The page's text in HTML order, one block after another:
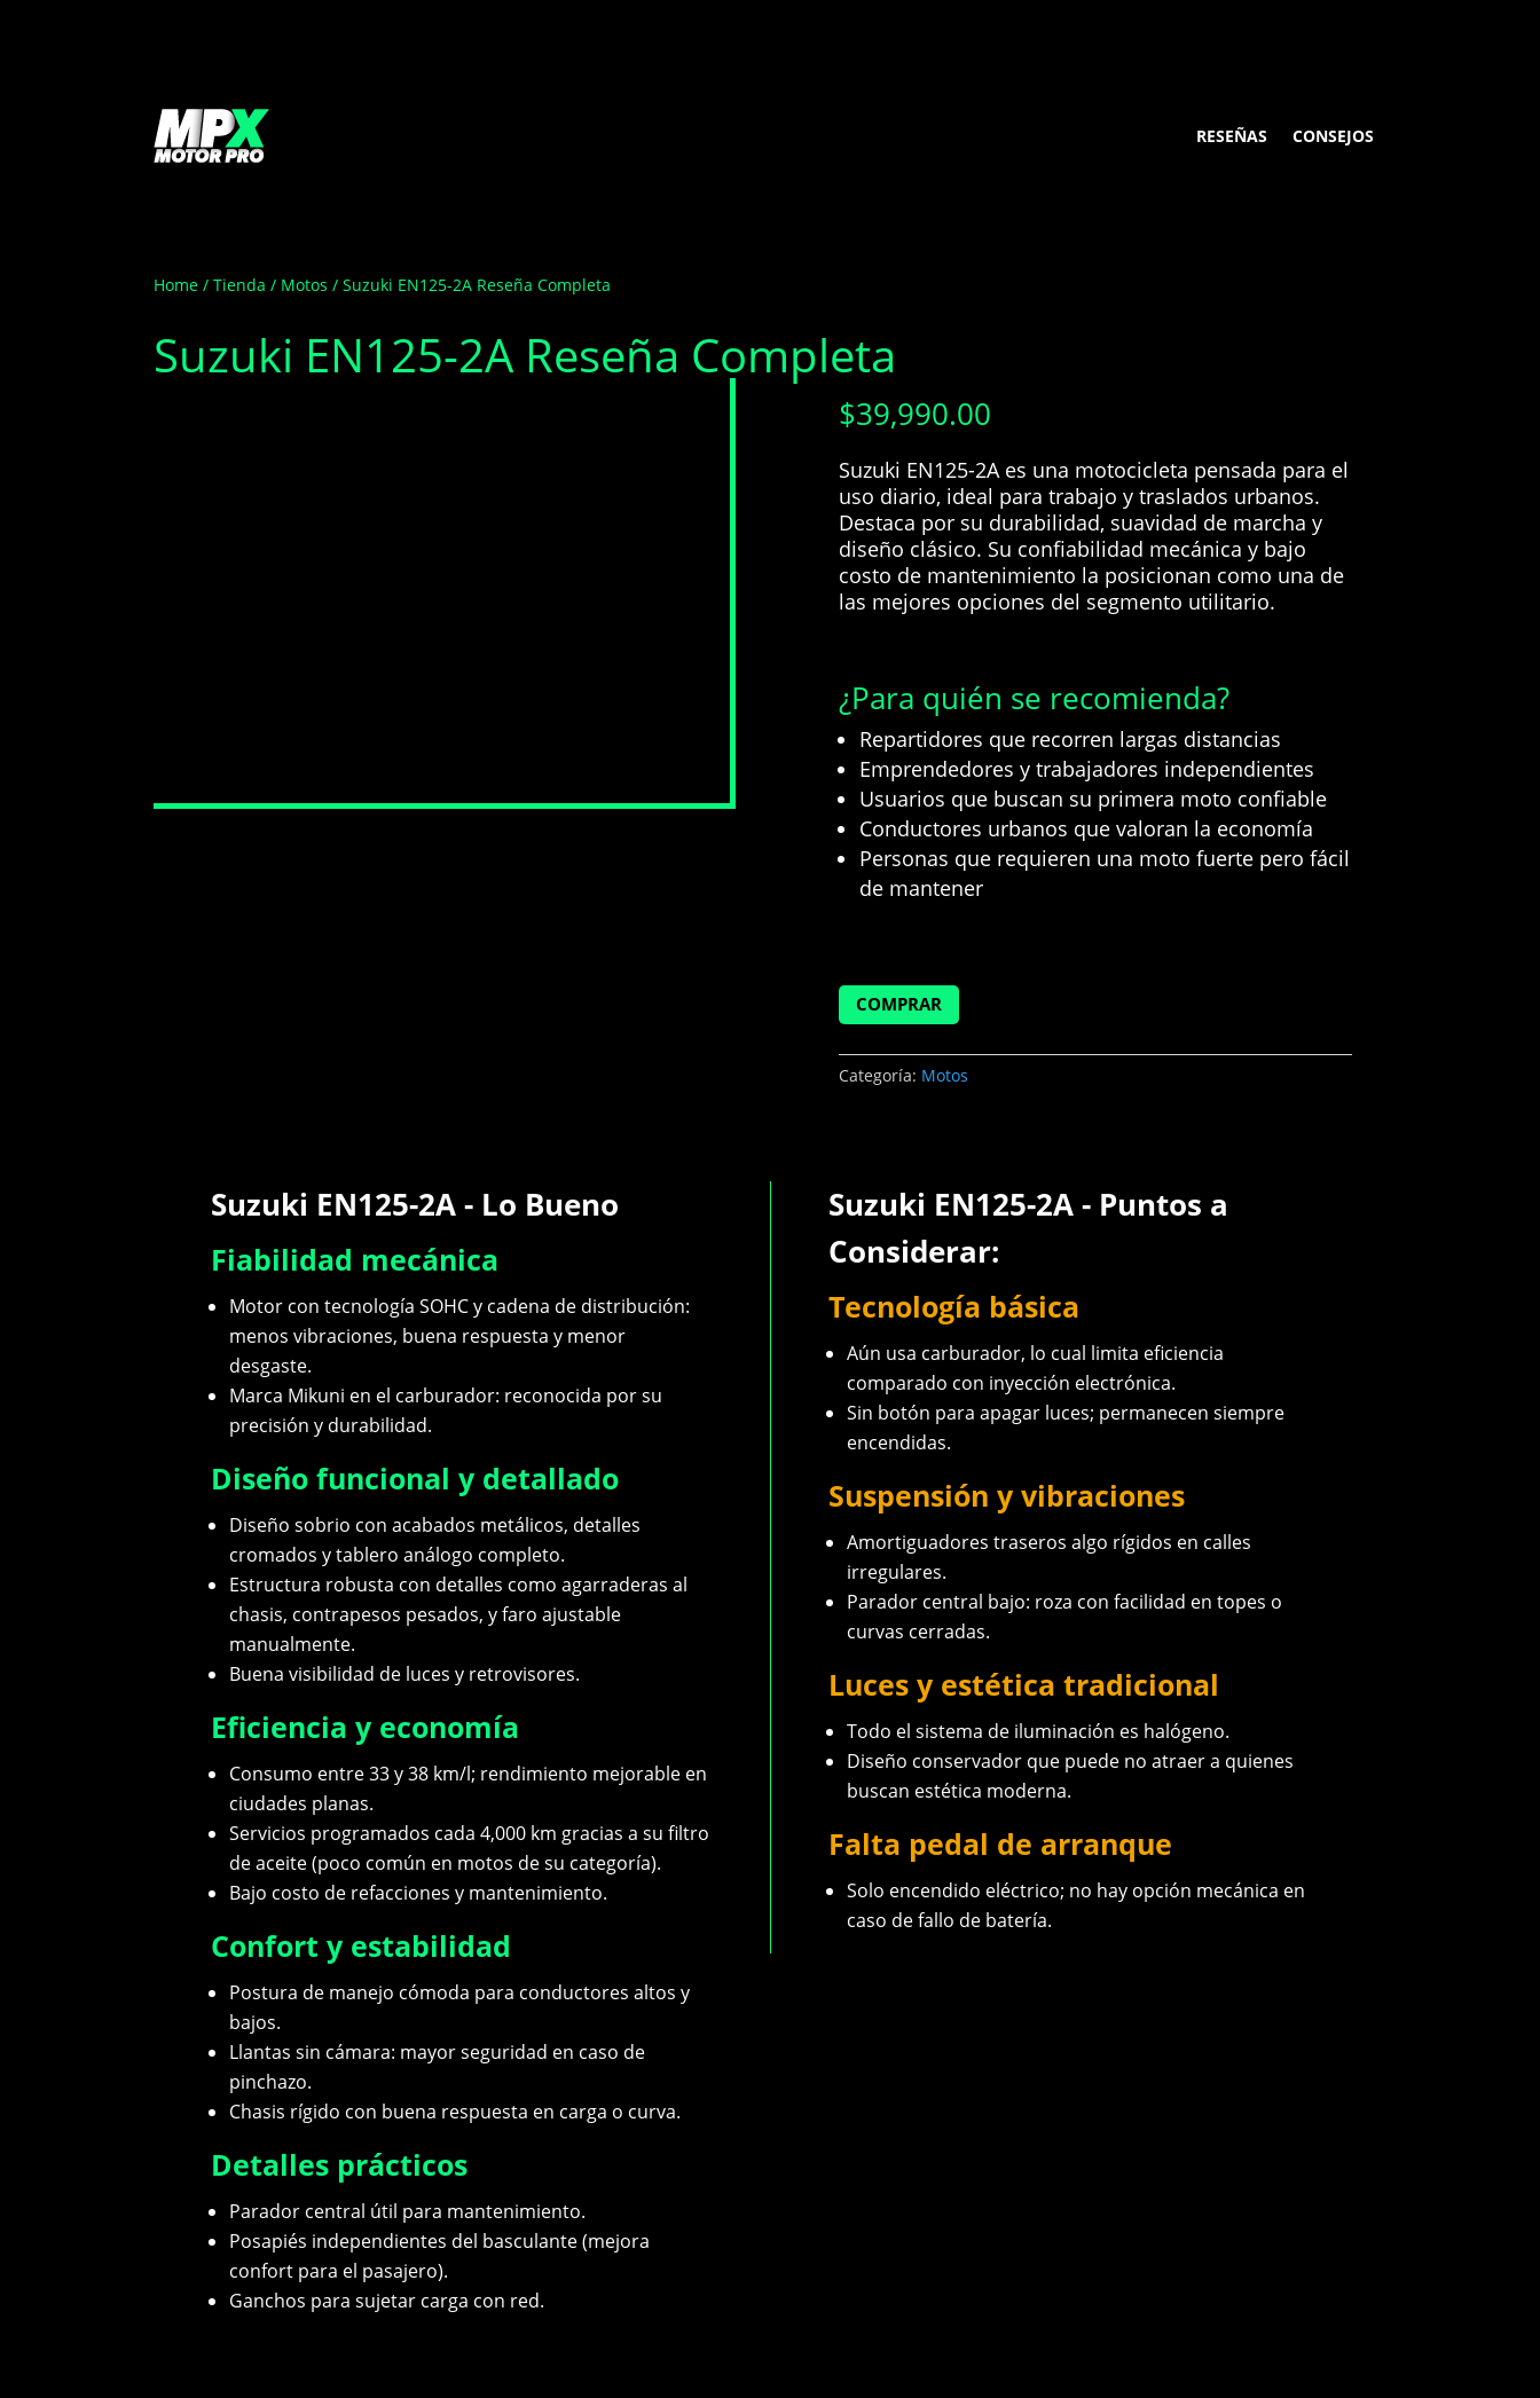
RESEÑAS CONSEJOS
Home /Tienda / Motos / Suzuki EN125-2A Reseña Completa
Suzuki EN125-2A Reseña Completa
$39,990.00
Suzuki EN125-2A es una motocicleta pensada para el
uso diario, ideal para trabajo y traslados urbanos.
Destaca por su durabilidad, suavidad de marcha y
diseño clásico. Su confiabilidad mecánica y bajo
costo de mantenimiento la posicionan como una de
las mejores opciones del segmento utilitario.
¿Para quién se recomienda?
Repartidores que recorren largas distancias
Emprendedores y trabajadores independientes
Usuarios que buscan su primera moto confiable
Conductores urbanos que valoran la economía
Personas que requieren una moto fuerte pero fácil
de mantener
COMPRAR
Categoría: Motos
Suzuki EN125-2A - Lo Bueno
Fiabilidad mecánica
Motor con tecnología SOHC y cadena de distribución:
menos vibraciones, buena respuesta y menor
desgaste.
Marca Mikuni en el carburador: reconocida por su
precisión y durabilidad.
Diseño funcional y detallado
Diseño sobrio con acabados metálicos, detalles
cromados y tablero análogo completo.
Estructura robusta con detalles como agarraderas al
chasis, contrapesos pesados, y faro ajustable
manualmente.
Buena visibilidad de luces y retrovisores.
Eficiencia y economía
Consumo entre 33 y 38 km/l; rendimiento mejorable en
ciudades planas.
Servicios programados cada 4,000 km gracias a su filtro
de aceite (poco común en motos de su categoría).
Bajo costo de refacciones y mantenimiento.
Confort y estabilidad
Postura de manejo cómoda para conductores altos y
bajos.
Llantas sin cámara: mayor seguridad en caso de
pinchazo.
Chasis rígido con buena respuesta en carga o curva.
Detalles prácticos
Parador central útil para mantenimiento.
Posapiés independientes del basculante (mejora
confort para el pasajero).
Ganchos para sujetar carga con red.
Suzuki EN125-2A - Puntos a
Considerar:
Tecnología básica
Aún usa carburador, lo cual limita eficiencia
comparado con inyección electrónica.
Sin botón para apagar luces; permanecen siempre
encendidas.
Suspensión y vibraciones
Amortiguadores traseros algo rígidos en calles
irregulares.
Parador central bajo: roza con facilidad en topes o
curvas cerradas.
Luces y estética tradicional
Todo el sistema de iluminación es halógeno.
Diseño conservador que puede no atraer a quienes
buscan estética moderna.
Falta pedal de arranque
Solo encendido eléctrico; no hay opción mecánica en
caso de fallo de batería.